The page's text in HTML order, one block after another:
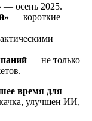
— осень 2025.
— короткие
— не только
время для
улучшен ИИ,